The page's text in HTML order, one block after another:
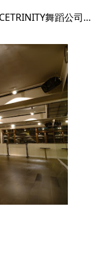
歡迎來到Alexandre Amoroso的DANCETRINITY舞蹈公司！ 快來學習各種各樣的舞蹈，包括莎莎，曼波，阿根廷探戈，芭蕾舞，爵士，爵士樂，嘻哈，Bachata，Pachanga，Cha Cha Cha，拉丁爵士，MTV舞蹈，拉丁美洲舞廳，瑜伽，尊巴舞，現代， 街頭爵士樂和當代藝術。 我們還有一些課程，以幫助訓練你的技術和身體，如拉伸和放鬆，旋轉和轉動技術，普拉提，瑜伽，時間和音樂，身體運動和隔離。 您可以參加我們在不同級別提供的每日步入課程，也可以參加我們的課程，這對初學者來說是一個很好的方式。 在工作室見！